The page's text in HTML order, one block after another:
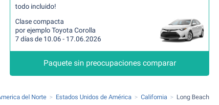
todo incluido!
Clase compacta
por ejemplo Toyota Corolla
7 días de 10.06 - 17.06.2026
Paquete sin preocupaciones comparar
del Norte Estados Unidos de América California Long Beach